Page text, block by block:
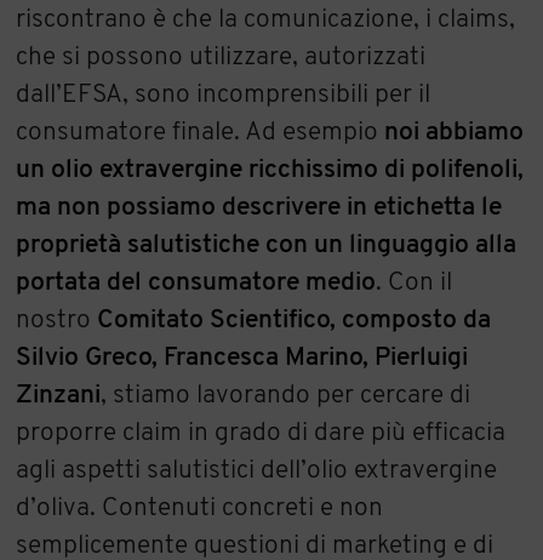
riscontrano è che la comunicazione, i claims,
che si possono utilizzare, autorizzati
dall’EFSA, sono incomprensibili per il
consumatore finale. Ad esempio noi abbiamo
un olio extravergine ricchissimo di polifenoli,
ma non possiamo descrivere in etichetta le
proprietà salutistiche con un linguaggio alla
portata del consumatore medio. Con il
nostro Comitato Scientifico, composto da
Silvio Greco, Francesca Marino, Pierluigi
Zinzani, stiamo lavorando per cercare di
proporre claim in grado di dare più efficacia
agli aspetti salutistici dell’olio extravergine
d’oliva. Contenuti concreti e non
semplicemente questioni di marketing e di